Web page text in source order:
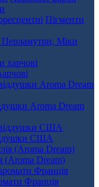
Пігменти
Aroma Dream
США
(Aroma Dream)
Франція